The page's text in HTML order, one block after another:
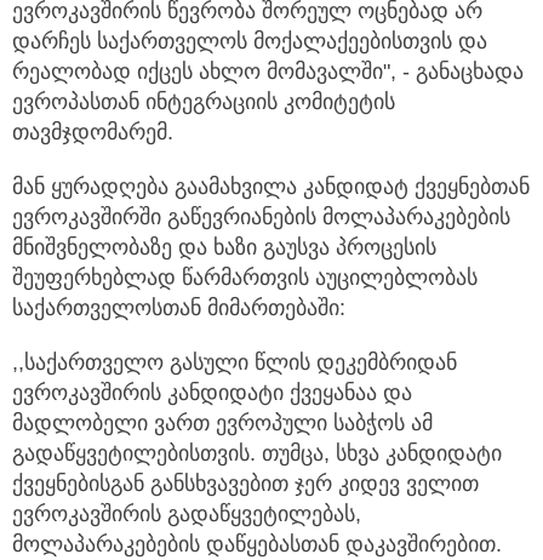
ევროკავშირის წევრობა შორეულ ოცნებად არ
დარჩეს საქართველოს მოქალაქეებისთვის და
რეალობად იქცეს ახლო მომავალში", - განაცხადა
ევროპასთან ინტეგრაციის კომიტეტის
თავმჯდომარემ.
მან ყურადღება გაამახვილა კანდიდატ ქვეყნებთან
ევროკავშირში გაწევრიანების მოლაპარაკებების
მნიშვნელობაზე და ხაზი გაუსვა პროცესის
შეუფერხებლად წარმართვის აუცილებლობას
საქართველოსთან მიმართებაში:
,,საქართველო გასული წლის დეკემბრიდან
ევროკავშირის კანდიდატი ქვეყანაა და
მადლობელი ვართ ევროპული საბჭოს ამ
გადაწყვეტილებისთვის. თუმცა, სხვა კანდიდატი
ქვეყნებისგან განსხვავებით ჯერ კიდევ ველით
ევროკავშირის გადაწყვეტილებას,
მოლაპარაკებების დაწყებასთან დაკავშირებით.